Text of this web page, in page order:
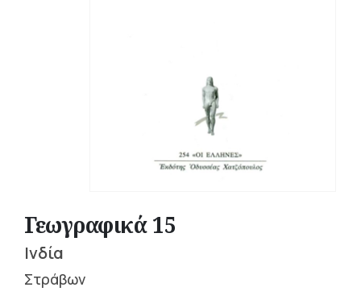
Γεωγραφικά 15
Ινδία
Στράβων